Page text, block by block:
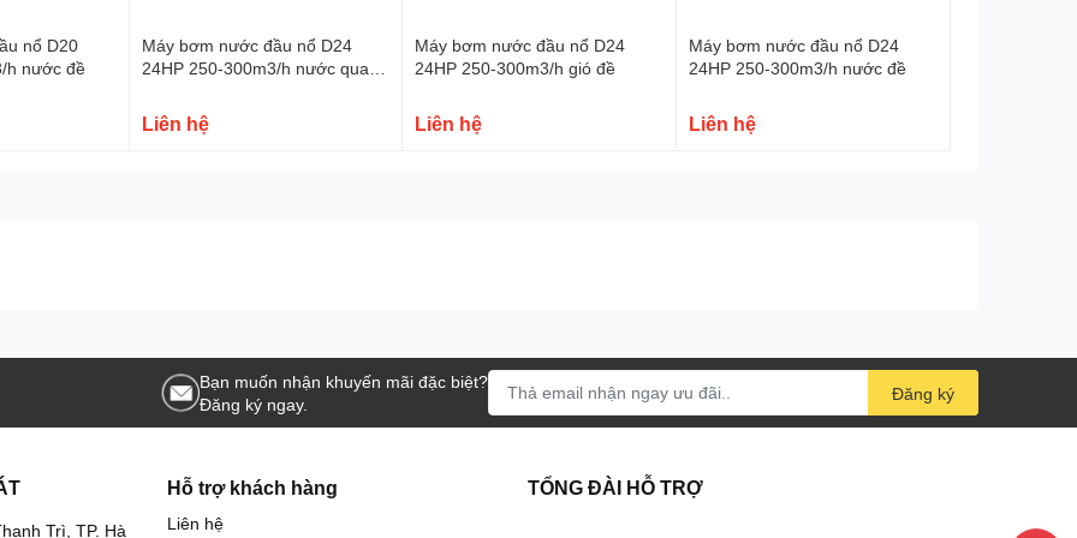
chắc chắn
, đảm bảo độ bền cao và thuận tiện cho việc di
nổ D20
h nước đề
Máy bơm nước đầu nổ D24
24HP 250-300m3/h nước quay
Liên hệ
Máy bơm nước đầu nổ D24
24HP 250-300m3/h gió đề
Liên hệ
Máy bơm nước đầu nổ D24
24HP 250-300m3/h nước đề
Liên hệ
Bạn muốn nhận khuyến mãi đặc biệt?
Đăng ký ngay.
Đăng ký
Trì, TP. Hà
Hỗ trợ khách hàng
Liên hệ
TỔNG ĐÀI HỖ TRỢ